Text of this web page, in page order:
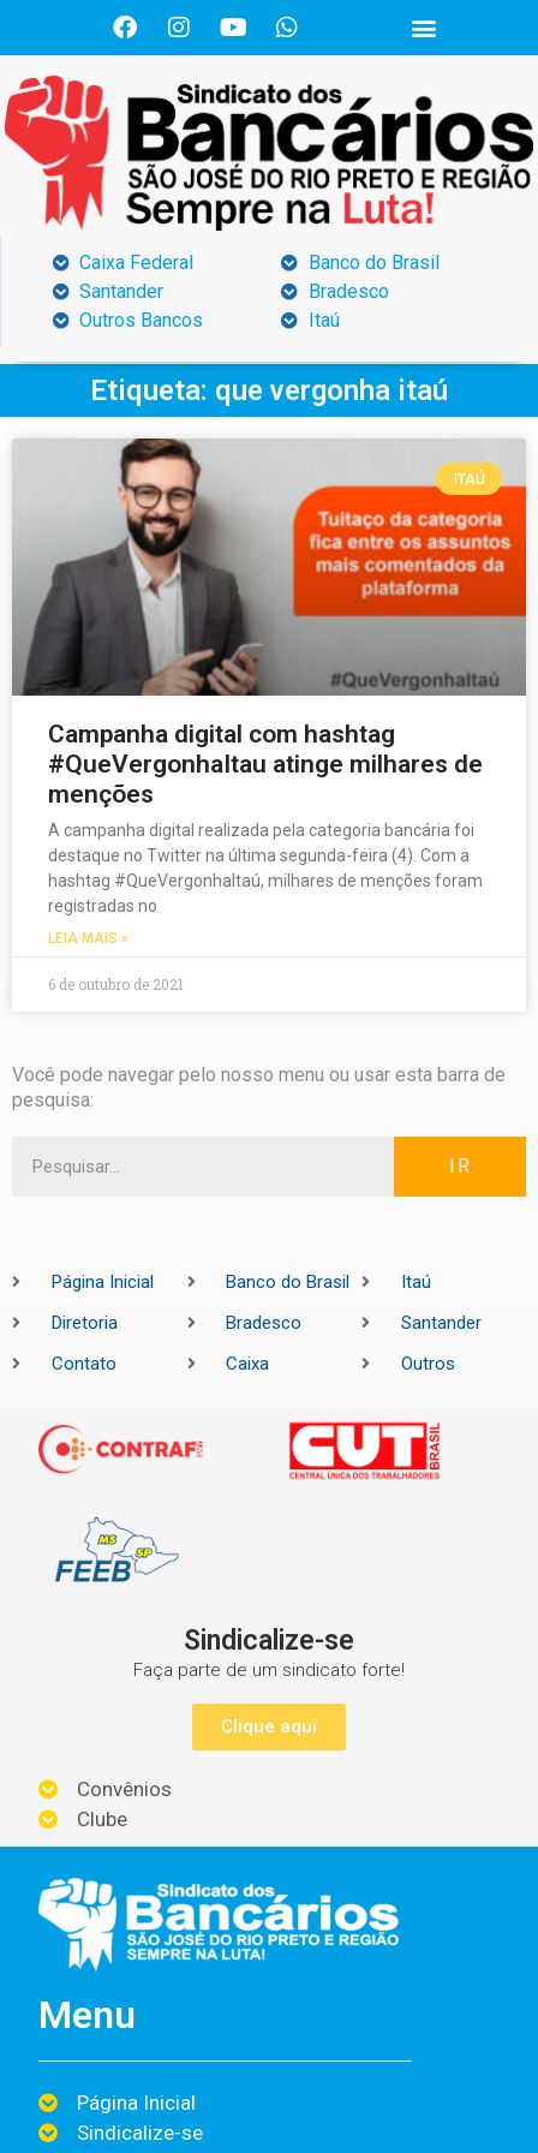
Caixa Federal
Santander
Outros Bancos
Banco do Brasil
Bradesco
Itaú
Etiqueta: que vergonha itaú
ITAÚ
Campanha digital com hashtag
#QueVergonhaItau atinge milhares de
menções
A campanha digital realizada pela categoria bancária foi
destaque no Twitter na última segunda-feira (4). Com a
hashtag #QueVergonhaItaú, milhares de menções foram
registradas no
LEIA MAIS »
6 de outubro de 2021
Você pode navegar pelo nosso menu ou usar esta barra de
pesquisa:
IR
Página Inicial
Diretoria
Contato
Banco do Brasil
Bradesco
Caixa
Itaú
Santander
Outros
Sindicalize-se
Faça parte de um sindicato forte!
Clique aqui
Convênios
Clube
Menu
Página Inicial
Sindicalize-se